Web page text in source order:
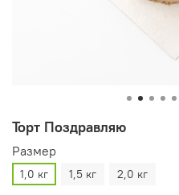
Торт Поздравляю
Размер
1,0 кг 1,5 кг 2,0 кг